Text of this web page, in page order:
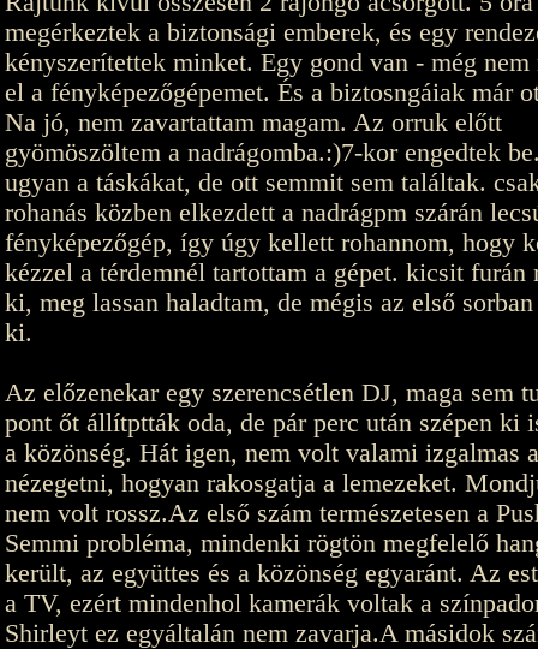
megérkeztek a biztonsági emberek, és egy
kényszerítettek minket. Egy gond van - még nem
el a fényképezőgépemet. És a biztosngáiak már
Na jó, nem zavartattam magam. Az orruk előtt
gyömöszöltem a nadrágomba.:)7-kor engedtek
ugyan a táskákat, de ott semmit sem találtak.
rohanás közben elkezdett a nadrágpm szárán
fényképezőgép, így úgy kellett rohannom, hogy
kézzel a térdemnél tartottam a gépet. kicsit furán
ki, meg lassan haladtam, de mégis az első
ki.
Az előzenekar egy szerencsétlen DJ, maga sem
pont őt állítptták oda, de pár perc után szépen ki
a közönség. Hát igen, nem volt valami izgalmas
nézegetni, hogyan rakosgatja a lemezeket.
nem volt rossz.Az első szám természetesen a
Semmi probléma, mindenki rögtön megfelelő
került, az együttes és a közönség egyaránt. Az
a TV, ezért mindenhol kamerák voltak a
Shirleyt ez egyáltalán nem zavarja.A másidok